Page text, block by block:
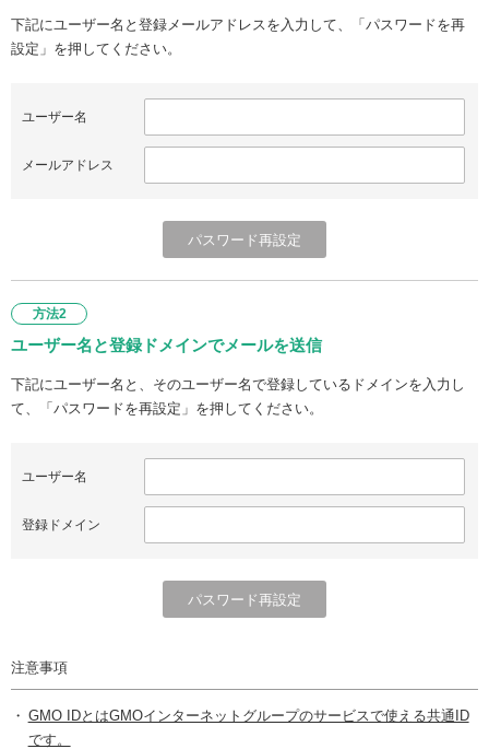
下記にユーザー名と登録メールアドレスを入力して、「パスワードを再
設定」を押してください。
ユーザー名
メールアドレス
方法2
ユーザー名と登録ドメインでメールを送信
下記にユーザー名と、そのユーザー名で登録しているドメインを入力し
て、「パスワードを再設定」を押してください。
ユーザー名
登録ドメイン
注意事項
GMO IDとはGMOインターネットグループのサービスで使える共通ID
です。